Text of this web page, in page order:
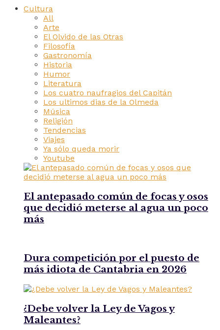
Cultura
All
Arte
El Olvido de las Otras
Filosofía
Gastronomía
Historia
Humor
Literatura
Los cuatro naufragios del Capitán
Los ultimos dias de la Olmeda
Música
Religión
Tendencias
Viajes
Ya sólo queda morir
Youtube
El antepasado común de focas y osos
que decidió meterse al agua un poco
más
Dura competición por el puesto de
más idiota de Cantabria en 2026
¿Debe volver la Ley de Vagos y
Maleantes?